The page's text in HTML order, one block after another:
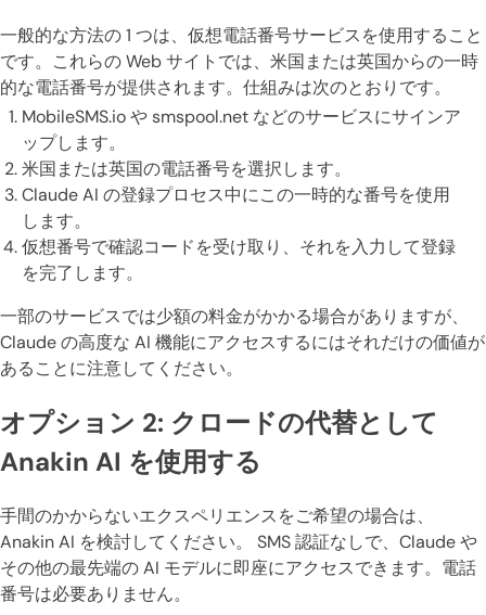
一般的な方法の 1 つは、仮想電話番号サービスを使用すること
です。これらの Web サイトでは、米国または英国からの一時
的な電話番号が提供されます。仕組みは次のとおりです。
MobileSMS.io や smspool.net などのサービスにサインア
ップします。
米国または英国の電話番号を選択します。
Claude AI の登録プロセス中にこの一時的な番号を使用
します。
仮想番号で確認コードを受け取り、それを入力して登録
を完了します。
一部のサービスでは少額の料金がかかる場合がありますが、
Claude の高度な AI 機能にアクセスするにはそれだけの価値が
あることに注意してください。
オプション 2: クロードの代替として
Anakin AI を使用する
手間のかからないエクスペリエンスをご希望の場合は、
Anakin AI を検討してください。 SMS 認証なしで、Claude や
その他の最先端の AI モデルに即座にアクセスできます。電話
番号は必要ありません。